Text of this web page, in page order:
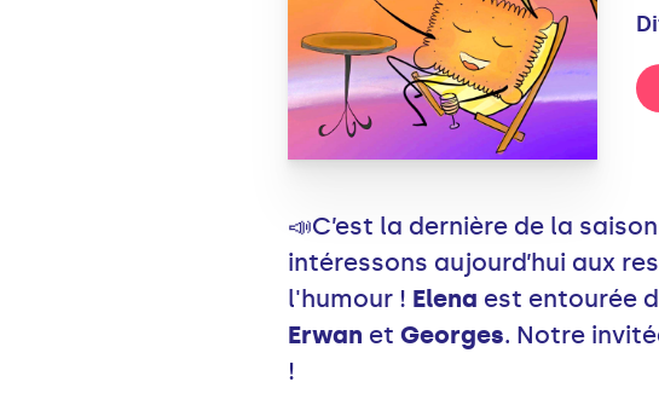
📣C’est la dernière de la
intéressons aujourd’hui aux
l'humour ! Elena est entourée
Erwan et Georges. Notre
!